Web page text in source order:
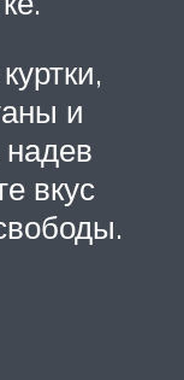
и
вкус